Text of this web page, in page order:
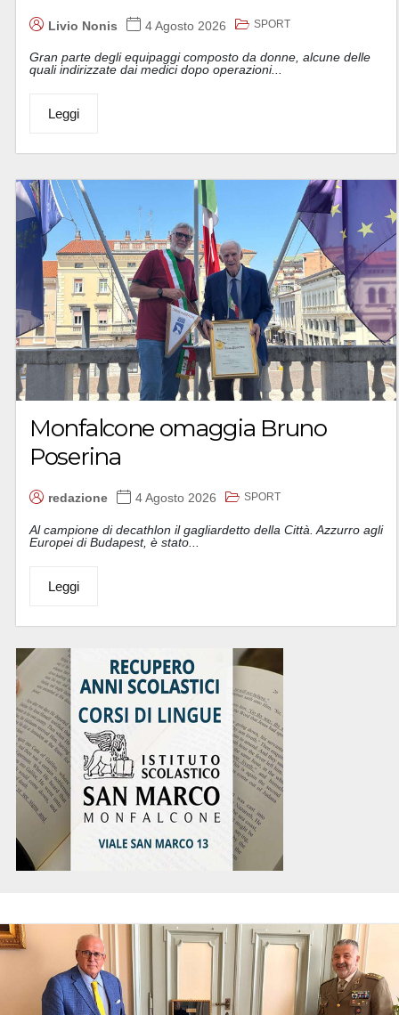
Livio Nonis 4 Agosto 2026 SPORT
Gran parte degli equipaggi composto da donne, alcune delle
quali indirizzate dai medici dopo operazioni...
Leggi
Monfalcone omaggia Bruno
Poserina
redazione 4 Agosto 2026 SPORT
Al campione di decathlon il gagliardetto della Città. Azzurro agli
Europei di Budapest, è stato...
Leggi